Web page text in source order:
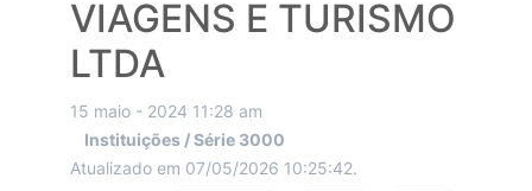
VIAGENS E TURISMO
LTDA
15 maio - 2024 11:28 am
Instituições / Série 3000
Atualizado em 07/05/2026 10:25:42.